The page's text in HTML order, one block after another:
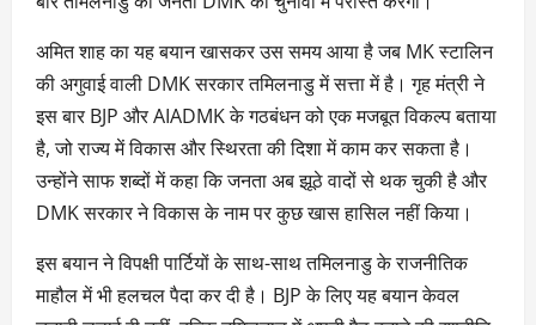
अमित शाह का यह बयान खासकर उस समय आया है जब MK स्टालिन
की अगुवाई वाली DMK सरकार तमिलनाडु में सत्ता में है। गृह मंत्री ने
इस बार BJP और AIADMK के गठबंधन को एक मजबूत विकल्प बताया
है, जो राज्य में विकास और स्थिरता की दिशा में काम कर सकता है।
उन्होंने साफ शब्दों में कहा कि जनता अब झूठे वादों से थक चुकी है और
DMK सरकार ने विकास के नाम पर कुछ खास हासिल नहीं किया।
इस बयान ने विपक्षी पार्टियों के साथ-साथ तमिलनाडु के राजनीतिक
माहौल में भी हलचल पैदा कर दी है। BJP के लिए यह बयान केवल